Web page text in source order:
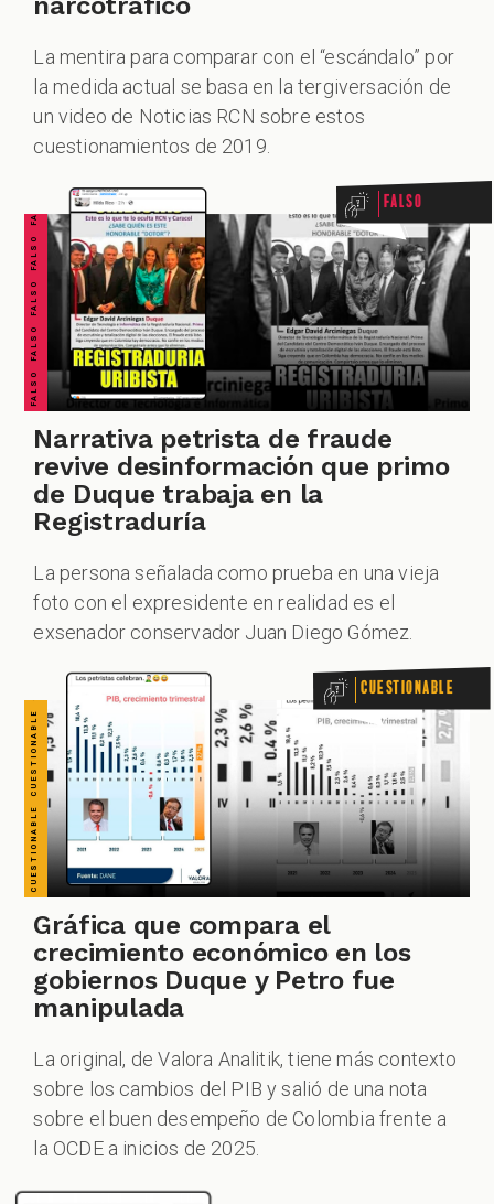
La mentira para comparar con el “escándalo” por
la medida actual se basa en la tergiversación de
un video de Noticias RCN sobre estos
cuestionamientos de 2019.
FALSO FALSO FALSO FALSO FALSO FALSO FALSO Falso
Narrativa petrista de fraude
revive desinformación que primo
de Duque trabaja en la
Registraduría
La persona señalada como prueba en una vieja
foto con el expresidente en realidad es el
exsenador conservador Juan Diego Gómez.
CUESTIONABLE CUESTIONABLE CUESTIONABLE CUESTIONABLE CUESTIONABLE CUESTIONABLE CUESTIONABLE Cuestionable
Gráfica que compara el
crecimiento económico en los
gobiernos Duque y Petro fue
manipulada
La original, de Valora Analitik, tiene más contexto
sobre los cambios del PIB y salió de una nota
sobre el buen desempeño de Colombia frente a
la OCDE a inicios de 2025.